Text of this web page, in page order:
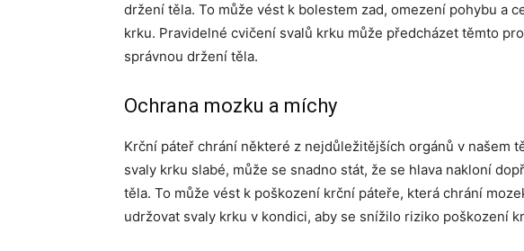
držení těla. To může vést k bolestem zad, omezení pohybu a
krku. Pravidelné cvičení svalů krku může předcházet těmto
správnou držení těla.
Ochrana mozku a míchy
Krční páteř chrání některé z nejdůležitějších orgánů v našem
svaly krku slabé, může se snadno stát, že se hlava nakloní
těla. To může vést k poškození krční páteře, která chrání
udržovat svaly krku v kondici, aby se snížilo riziko poškození